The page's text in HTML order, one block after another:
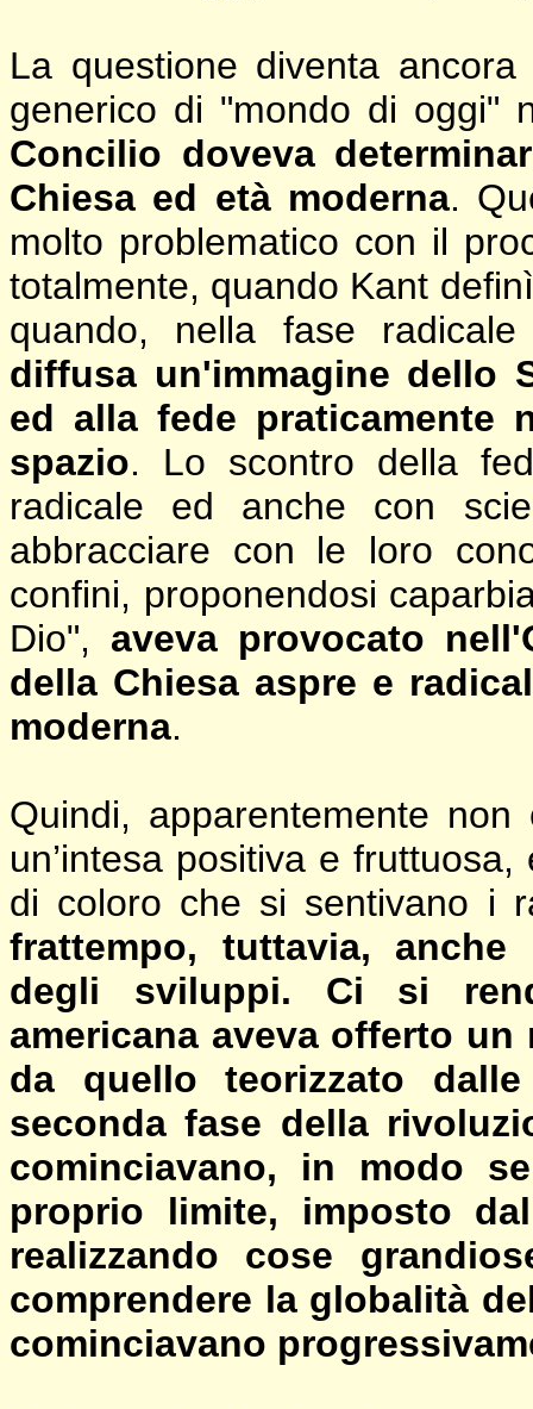
La questione diventa
generico di "mondo di oggi"
Concilio doveva
Chiesa ed età moderna.
molto problematico con il
totalmente, quando Kant
quando, nella fase
diffusa un'immagine dello
ed alla fede praticamente
spazio. Lo scontro della
radicale ed anche con
abbracciare con le loro
confini, proponendosi
Dio", aveva provocato
della Chiesa aspre e
moderna.
Quindi, apparentemente
un’intesa positiva e
di coloro che si sentivano i
frattempo, tuttavia,
degli sviluppi. Ci si
americana aveva offerto
da quello teorizzato
seconda fase della
cominciavano, in modo
proprio limite, imposto
realizzando cose
comprendere la globalità
cominciavano